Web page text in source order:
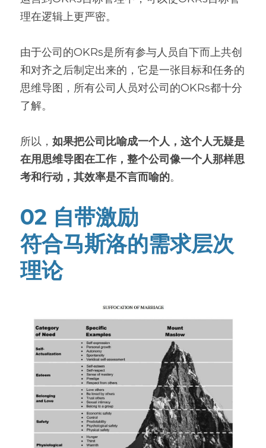
理在逻辑上更严密。
由于公司的OKRs是所有参与人员自下而上共创
和对齐之后制定出来的，它是一张目标和任务的
思维导图，所有公司人员对公司的OKRs都十分
了解。
所以， 如果把公司比喻成一个人，这个人无疑是
在用思维导图在工作，整个公司像一个人那样思
考和行动，其效率是不言而喻的。
02 自带激励
符合马斯洛的需求层次
理论